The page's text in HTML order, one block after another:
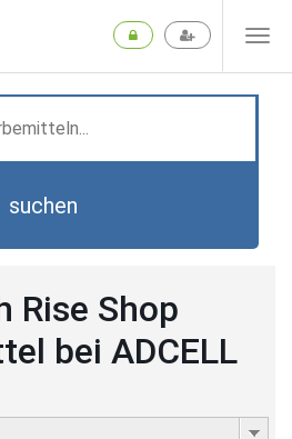
suchen
Rise Shop
bei ADCELL